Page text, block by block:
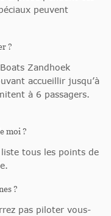
peuvent
?
Zandhoek
accueillir jusqu’à
à 6 passagers.
moi ?
tous les points de
?
pas piloter vous-